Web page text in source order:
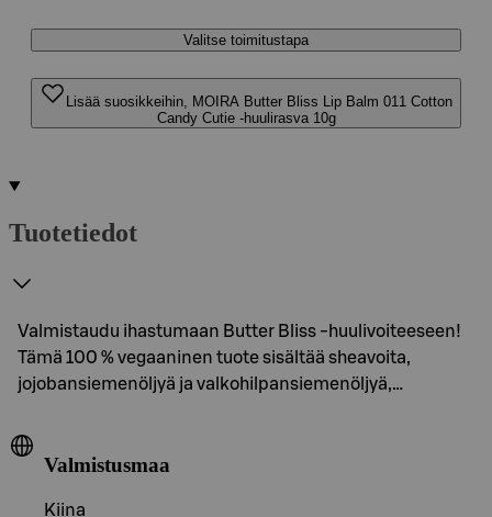
Valitse toimitustapa
Lisää suosikkeihin, MOIRA Butter Bliss Lip Balm 011 Cotton
Candy Cutie -huulirasva 10g
Tuotetiedot
Valmistaudu ihastumaan Butter Bliss -huulivoiteeseen!
Tämä 100 % vegaaninen tuote sisältää sheavoita,
jojobansiemenöljyä ja valkohilpansiemenöljyä,…
Valmistusmaa
Kiina